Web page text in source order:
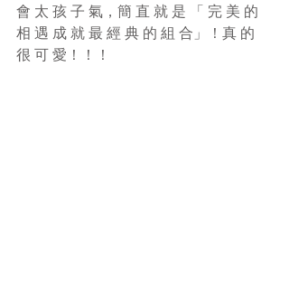
會 太 孩 子 氣，簡 直 就 是 「 完 美 的
相 遇 成 就 最 經 典 的 組 合」！真 的
很 可 愛！！！